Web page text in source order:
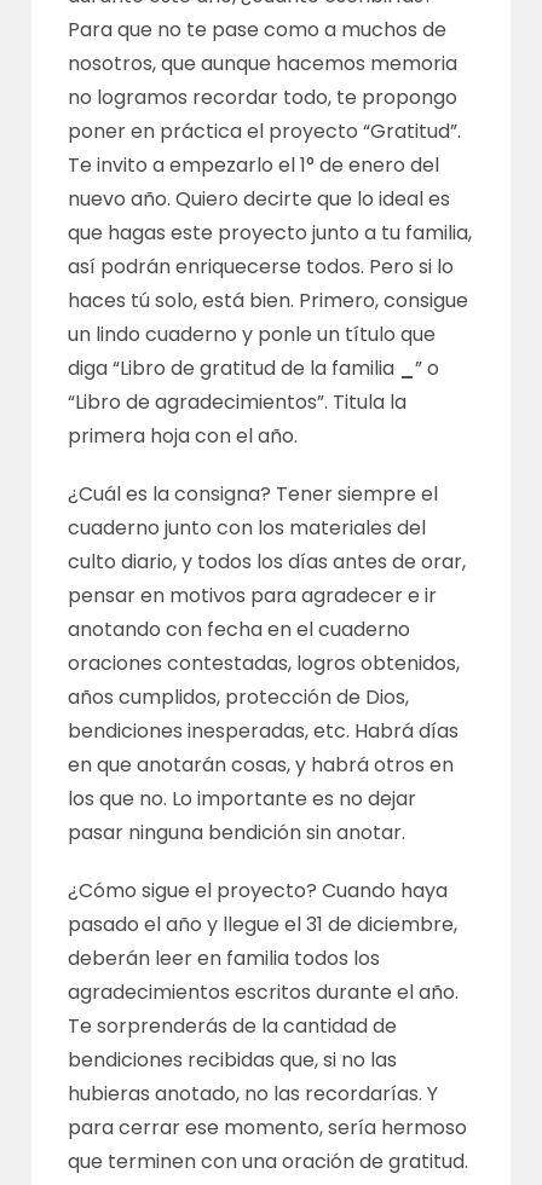
Para que no te pase como a muchos de
nosotros, que aunque hacemos memoria
no logramos recordar todo, te propongo
poner en práctica el proyecto “Gratitud”.
Te invito a empezarlo el 1° de enero del
nuevo año. Quiero decirte que lo ideal es
que hagas este proyecto junto a tu familia,
así podrán enriquecerse todos. Pero si lo
haces tú solo, está bien. Primero, consigue
un lindo cuaderno y ponle un título que
diga “Libro de gratitud de la familia
_” o
“Libro de agradecimientos”. Titula la
primera hoja con el año.
¿Cuál es la consigna? Tener siempre el
cuaderno junto con los materiales del
culto diario, y todos los días antes de orar,
pensar en motivos para agradecer e ir
anotando con fecha en el cuaderno
oraciones contestadas, logros obtenidos,
años cumplidos, protección de Dios,
bendiciones inesperadas, etc. Habrá días
en que anotarán cosas, y habrá otros en
los que no. Lo importante es no dejar
pasar ninguna bendición sin anotar.
¿Cómo sigue el proyecto? Cuando haya
pasado el año y llegue el 31 de diciembre,
deberán leer en familia todos los
agradecimientos escritos durante el año.
Te sorprenderás de la cantidad de
bendiciones recibidas que, si no las
hubieras anotado, no las recordarías. Y
para cerrar ese momento, sería hermoso
que terminen con una oración de gratitud.